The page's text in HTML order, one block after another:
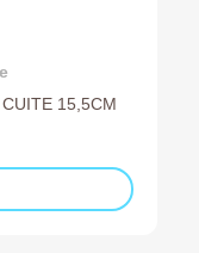
15,5CM